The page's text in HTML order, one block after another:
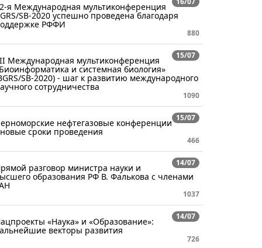
я Международная мультиконференция
SB-2020 успешно проведена благодаря
РФФИ
880
15/07
Международная мультиконференция
и системная биология»
SB-2020) - шаг к развитию международного
сотрудничества
1090
15/07
нефтегазовые конференции
сроки проведения
466
14/07
разговор министра науки и
образования РФ В. Фалькова с членами
1037
14/07
«Наука» и «Образование»:
векторы развития
726